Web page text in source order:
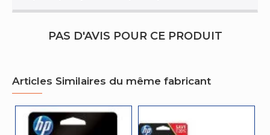
Rendement par
de couleur
Pays d'origine Malaisie
Technologie
d'impression
Impression à jet d'encre
PAS D'AVIS POUR CE PRODUIT
Articles Similaires du même fabricant